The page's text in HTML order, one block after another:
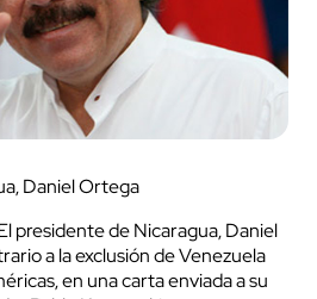
Daniel Ortega
presidente de Nicaragua, Daniel
a la exclusión de Venezuela
en una carta enviada a su